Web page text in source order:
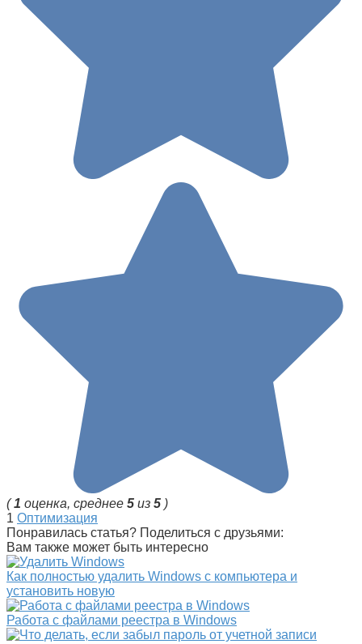
(1 оценка, среднее 5 из 5 )
1 Оптимизация
Понравилась статья? Поделиться с друзьями:
Вам также может быть интересно
Как полностью удалить Windows с компьютера и
установить новую
Работа с файлами реестра в Windows